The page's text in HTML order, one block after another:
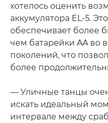
хотелось оценить
аккумулятора EL-5.
обеспечивает более
чем батарейки AA во
поколений, что
более
— Уличные танцы
искать идеальный
интервале между